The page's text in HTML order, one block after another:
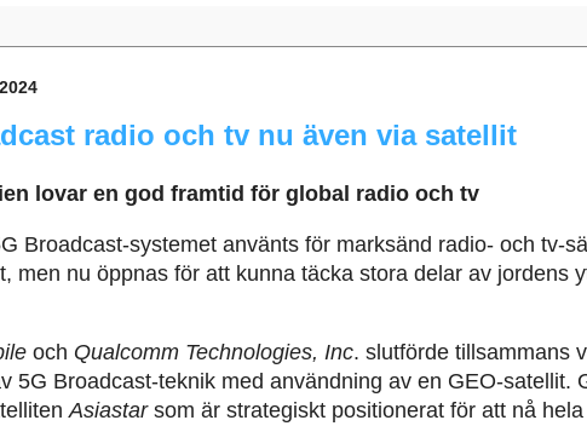
radio och tv nu även via satellit
lovar en god framtid för global radio och tv
Broadcast-systemet använts för marksänd radio- och tv-
men nu öppnas för att kunna täcka stora delar av jordens
och Qualcomm Technologies, Inc. slutförde tillsammans
5G Broadcast-teknik med användning av en GEO-satellit.
Asiastarsom är strategiskt positionerat för att nå hela